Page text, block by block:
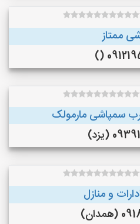
ممتاز
سمپاشی مارمولک
(یزد)
و منازل